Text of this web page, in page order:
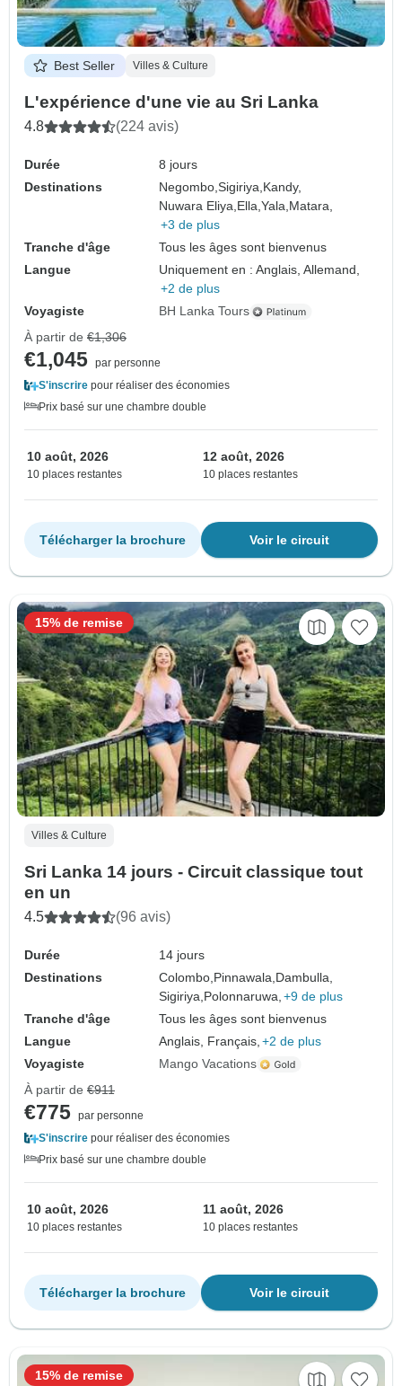
Best Seller Villes & Culture
L'expérience d'une vie au Sri Lanka
4.8 (224 avis)
Durée
8 jours
Destinations
Negombo,Sigiriya, Kandy,
Nuwara Eliya, Ella,Yala, Matara,
+3 de plus
Tranche d'âge
Tous les âges sont bienvenus
Langue
Uniquement en : Anglais, Allemand,
+2 de plus
Voyagiste
BH Lanka Tours
À partir de €1,306
€1,045 par personne
S'inscrire pour réaliser des économies
Prix basé sur une chambre double
10 août, 2026
10 places restantes
12 août, 2026
10 places restantes
Voir le circuit
Télécharger la brochure
Villes & Culture
Sri Lanka 14 jours - Circuit classique tout
en un
4.5 (96 avis)
Durée
14 jours
Destinations
Colombo, Pinnawala, Dambulla,
Sigiriya, Polonnaruwa, +9 de plus
Tranche d'âge
Tous les âges sont bienvenus
Langue
Anglais, Français, +2 de plus
Voyagiste
Mango Vacations
15% de remise
À partir de €911
€775 par personne
S'inscrire pour réaliser des économies
Prix basé sur une chambre double
10 août, 2026
10 places restantes
11 août, 2026
10 places restantes
Voir le circuit
Télécharger la brochure
15% de remise